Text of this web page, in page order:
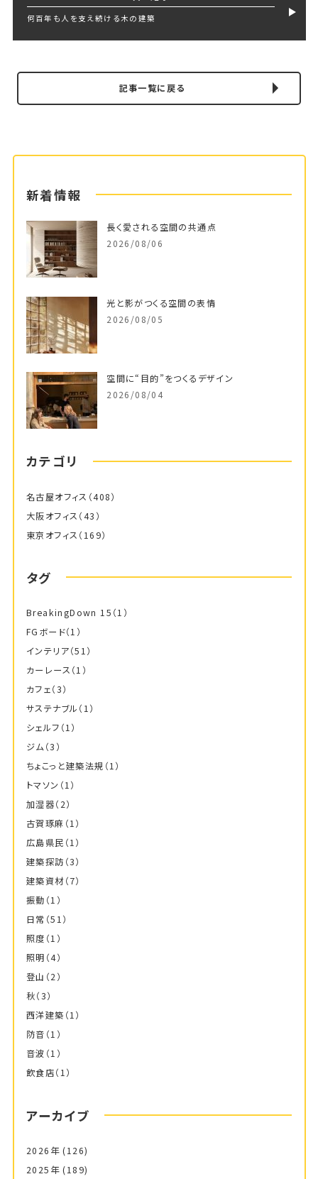
何百年も人を支え続ける木の建築
記事一覧に戻る
新着情報
長く愛される空間の共通点
2026/08/06
光と影がつくる空間の表情
2026/08/05
空間に“目的”をつくるデザイン
2026/08/04
カテゴリ
名古屋オフィス （408）
大阪オフィス （43）
東京オフィス （169）
タグ
BreakingDown 15 （1）
FGボード（1）
インテリア（51）
カーレース （1）
カフェ（3）
サステナブル （1）
シェルフ （1）
ジム（3）
ちょこっと建築法規 （1）
トマソン （1）
加湿器（2）
古賀琢麻 （1）
広島県民 （1）
建築探訪 （3）
建築資材（7）
振動 （1）
日常 （51）
照度 （1）
照明 （4）
登山 （2）
秋（3）
西洋建築 （1）
防音 （1）
音波 （1）
飲食店（1）
アーカイブ
2026年 (126)
2025年 (189)